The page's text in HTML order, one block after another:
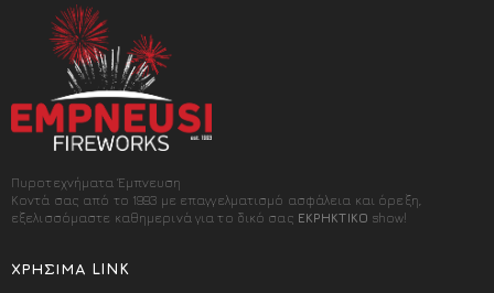
Πυροτεχνήματα Έμπνευση
Κοντά σας από το 1993 με επαγγελματισμό ασφάλεια και όρεξη,
εξελισσόμαστε καθημερινά για το δικό σας ΕΚΡΗΚΤΙΚΟ show!
ΧΡΉΣΙΜΑ LINK